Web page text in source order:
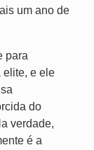
um ano de
para
elite, e ele
do
verdade,
é a